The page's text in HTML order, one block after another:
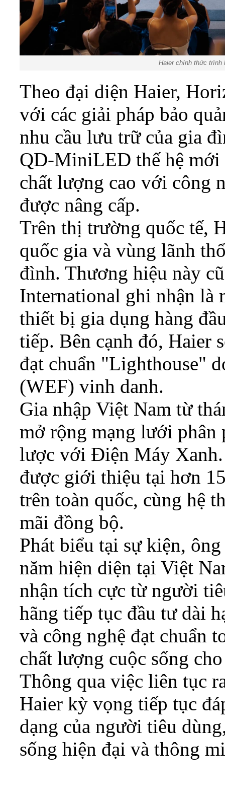
Haier chính thức trình
Theo đại diện Haier,
với các giải pháp bảo
nhu cầu lưu trữ của gia
QD-MiniLED thế hệ
chất lượng cao với công
được nâng cấp.
Trên thị trường quốc tế,
quốc gia và vùng lãnh
đình. Thương hiệu này
International ghi nhận là
thiết bị gia dụng hàng
tiếp. Bên cạnh đó, Haier
đạt chuẩn "Lighthouse"
(WEF) vinh danh.
Gia nhập Việt Nam từ
mở rộng mạng lưới phân
lược với Điện Máy Xanh.
được giới thiệu tại hơn
trên toàn quốc, cùng hệ
mãi đồng bộ.
Phát biểu tại sự kiện,
năm hiện diện tại Việt
nhận tích cực từ người
hãng tiếp tục đầu tư dài
và công nghệ đạt chuẩn
chất lượng cuộc sống
Thông qua việc liên tục
Haier kỳ vọng tiếp tục
dạng của người tiêu
sống hiện đại và thông